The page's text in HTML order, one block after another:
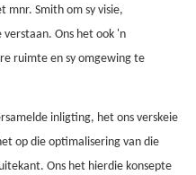
mnr. Smith om sy visie,
Ons het ook 'n
ruimte en sy omgewing te
inligting, het ons verskeie
op die optimalisering van die
Ons het hierdie konsepte